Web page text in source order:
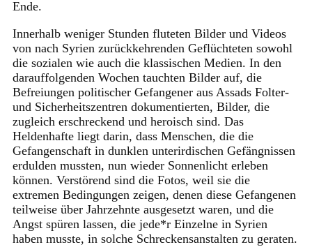
Ende.
Innerhalb weniger Stunden fluteten Bilder und Videos
von nach Syrien zurückkehrenden Geflüchteten sowohl
die sozialen wie auch die klassischen Medien. In den
darauffolgenden Wochen tauchten Bilder auf, die
Befreiungen politischer Gefangener aus Assads Folter-
und Sicherheitszentren dokumentierten, Bilder, die
zugleich erschreckend und heroisch sind. Das
Heldenhafte liegt darin, dass Menschen, die die
Gefangenschaft in dunklen unterirdischen Gefängnissen
erdulden mussten, nun wieder Sonnenlicht erleben
können. Verstörend sind die Fotos, weil sie die
extremen Bedingungen zeigen, denen diese Gefangenen
teilweise über Jahrzehnte ausgesetzt waren, und die
Angst spüren lassen, die jede*r Einzelne in Syrien
haben musste, in solche Schreckensanstalten zu geraten.